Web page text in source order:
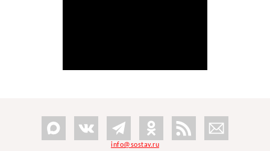
info@sostav.ru